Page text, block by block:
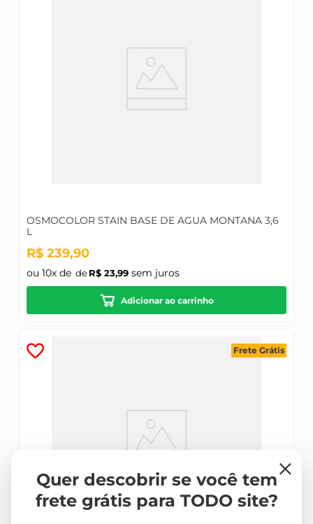
×
Quer descobrir se você tem
frete grátis para TODO site?
OSMOCOLOR STAIN BASE DE AGUA MONTANA 3,6
L
R$ 239,90
ou 10x de R$ 23,99sem juros
Adicionar ao carrinho
Frete Grátis